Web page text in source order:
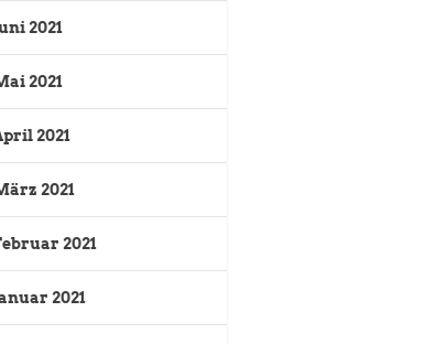
2021
2021
2021
2021
2021
2021